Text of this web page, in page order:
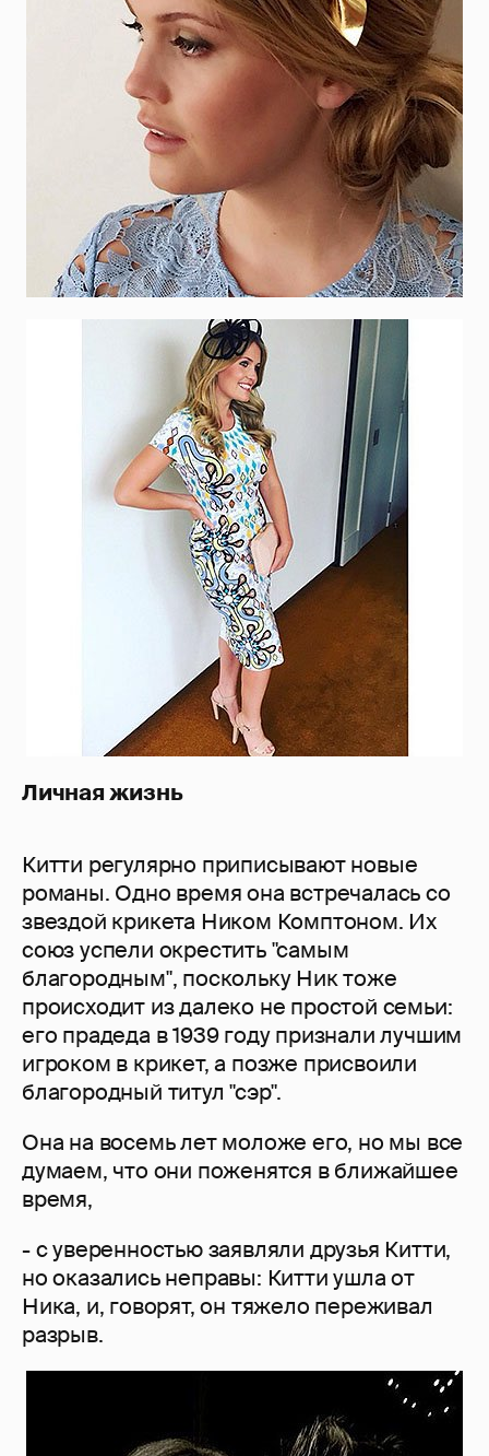
Личная жизнь
Китти регулярно приписывают новые
романы. Одно время она встречалась со
звездой крикета Ником Комптоном. Их
союз успели окрестить "самым
благородным", поскольку Ник тоже
происходит из далеко не простой семьи:
его прадеда в 1939 году признали лучшим
игроком в крикет, а позже присвоили
благородный титул "сэр".
Она на восемь лет моложе его, но мы все
думаем, что они поженятся в ближайшее
время,
- с уверенностью заявляли друзья Китти,
но оказались неправы: Китти ушла от
Ника, и, говорят, он тяжело переживал
разрыв.